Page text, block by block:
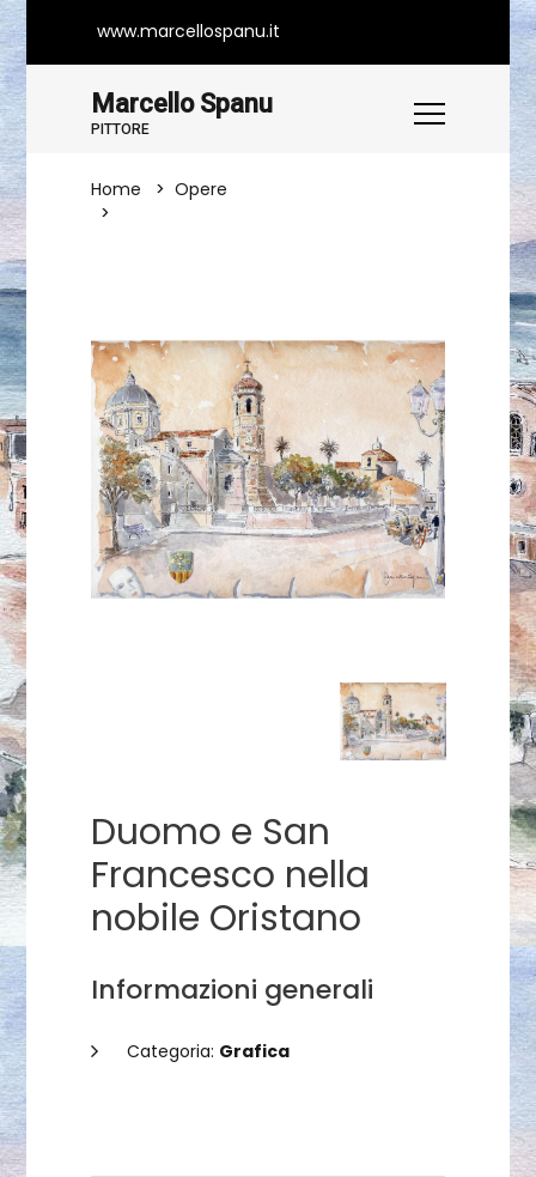
www.marcellospanu.it
Marcello Spanu
PITTORE
Home
Opere
Duomo e San
Francesco nella
nobile Oristano
Informazioni generali
Categoria: Grafica